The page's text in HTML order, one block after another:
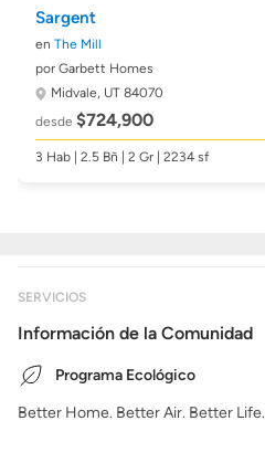
Sargent
en The Mill
por Garbett Homes
Midvale, UT 84070
desde $724,900
3 Hab | 2.5 Bñ | 2 Gr | 2234 sf
SERVICIOS
Información de la Comunidad
Programa Ecológico
Better Home. Better Air. Better Life.